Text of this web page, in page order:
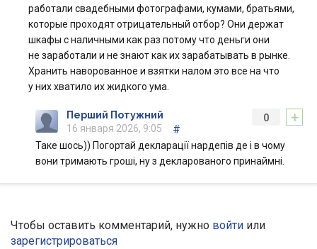
работали свадебными фотографами, кумами, братьями,
которые проходят отрицательный отбор? Они держат
шкафы с наличными как раз потому что деньги они
не заработали и не знают как их зарабатывать в рынке.
Хранить наворованное и взятки налом это все на что
у них хватило их жидкого ума.
+
0
Перший Потужний
16 января 2026, 9:05
#
Таке шось)) Погортай декларації нардепів де і в чому
вони тримають гроші, ну з декларованого принаймні.
Чтобы оставить комментарий, нужно войти или
зарегистрироваться